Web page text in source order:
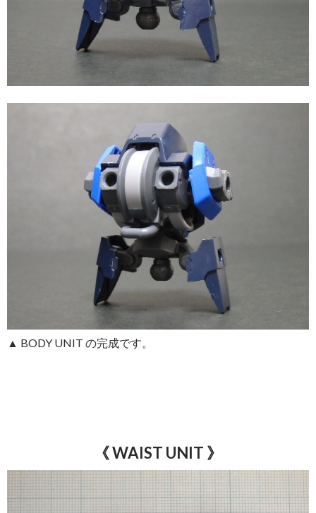
▲ BODY UNIT の完成です。
《 WAIST UNIT 》